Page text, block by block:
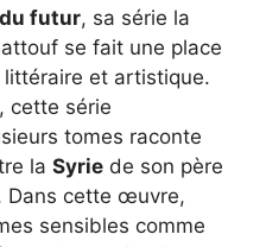
du futur, sa série la
se fait une place
et artistique.
cette série
tomes raconte
la Syrie de son père
Dans cette œuvre,
sensibles comme